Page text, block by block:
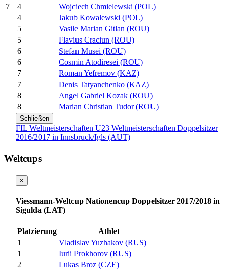
7
4
Wojciech Chmielewski (POL)
4
Jakub Kowalewski (POL)
5
Vasile Marian Gitlan (ROU)
5
Flavius Craciun (ROU)
6
Stefan Musei (ROU)
6
Cosmin Atodiresei (ROU)
7
Roman Yefremov (KAZ)
7
Denis Tatyanchenko (KAZ)
8
Angel Gabriel Kozak (ROU)
8
Marian Christian Tudor (ROU)
Schließen
FIL Weltmeisterschaften U23 Weltmeisterschaften Doppelsitzer
2016/2017 in Innsbruck/Igls (AUT)
Weltcups
×
Viessmann-Weltcup Nationencup Doppelsitzer 2017/2018 in
Sigulda (LAT)
Platzierung
Athlet
1
Vladislav Yuzhakov (RUS)
1
Iurii Prokhorov (RUS)
2
Lukas Broz (CZE)